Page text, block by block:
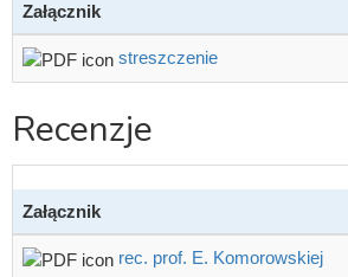
Załącznik
streszczenie
Recenzje
Załącznik
rec. prof. E. Komorowskiej